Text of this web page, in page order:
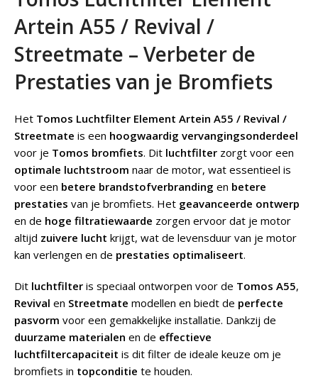
Artein A55 / Revival /
Streetmate – Verbeter de
Prestaties van je Bromfiets
Het Tomos Luchtfilter Element Artein A55 / Revival /
Streetmate is een hoogwaardig vervangingsonderdeel
voor je Tomos bromfiets. Dit luchtfilter zorgt voor een
optimale luchtstroom naar de motor, wat essentieel is
voor een betere brandstofverbranding en betere
prestaties van je bromfiets. Het geavanceerde ontwerp
en de hoge filtratiewaarde zorgen ervoor dat je motor
altijd zuivere lucht krijgt, wat de levensduur van je motor
kan verlengen en de prestaties optimaliseert.
Dit luchtfilter is speciaal ontworpen voor de Tomos A55,
Revival en Streetmate modellen en biedt de perfecte
pasvorm voor een gemakkelijke installatie. Dankzij de
duurzame materialen en de effectieve
luchtfiltercapaciteit is dit filter de ideale keuze om je
bromfiets in topconditie te houden.